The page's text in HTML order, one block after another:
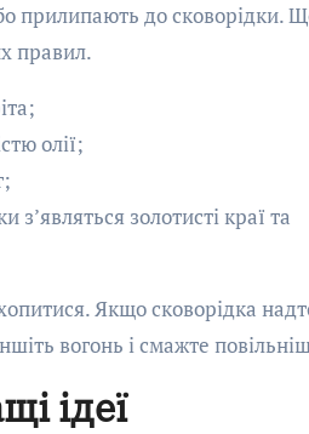
прилипають до сковорідки.
правил.
олії;
золотисті краї та
Якщо сковорідка
вогонь і смажте
ідеї